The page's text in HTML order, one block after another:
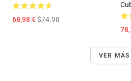
68,98 €$74.98
VER MÁS